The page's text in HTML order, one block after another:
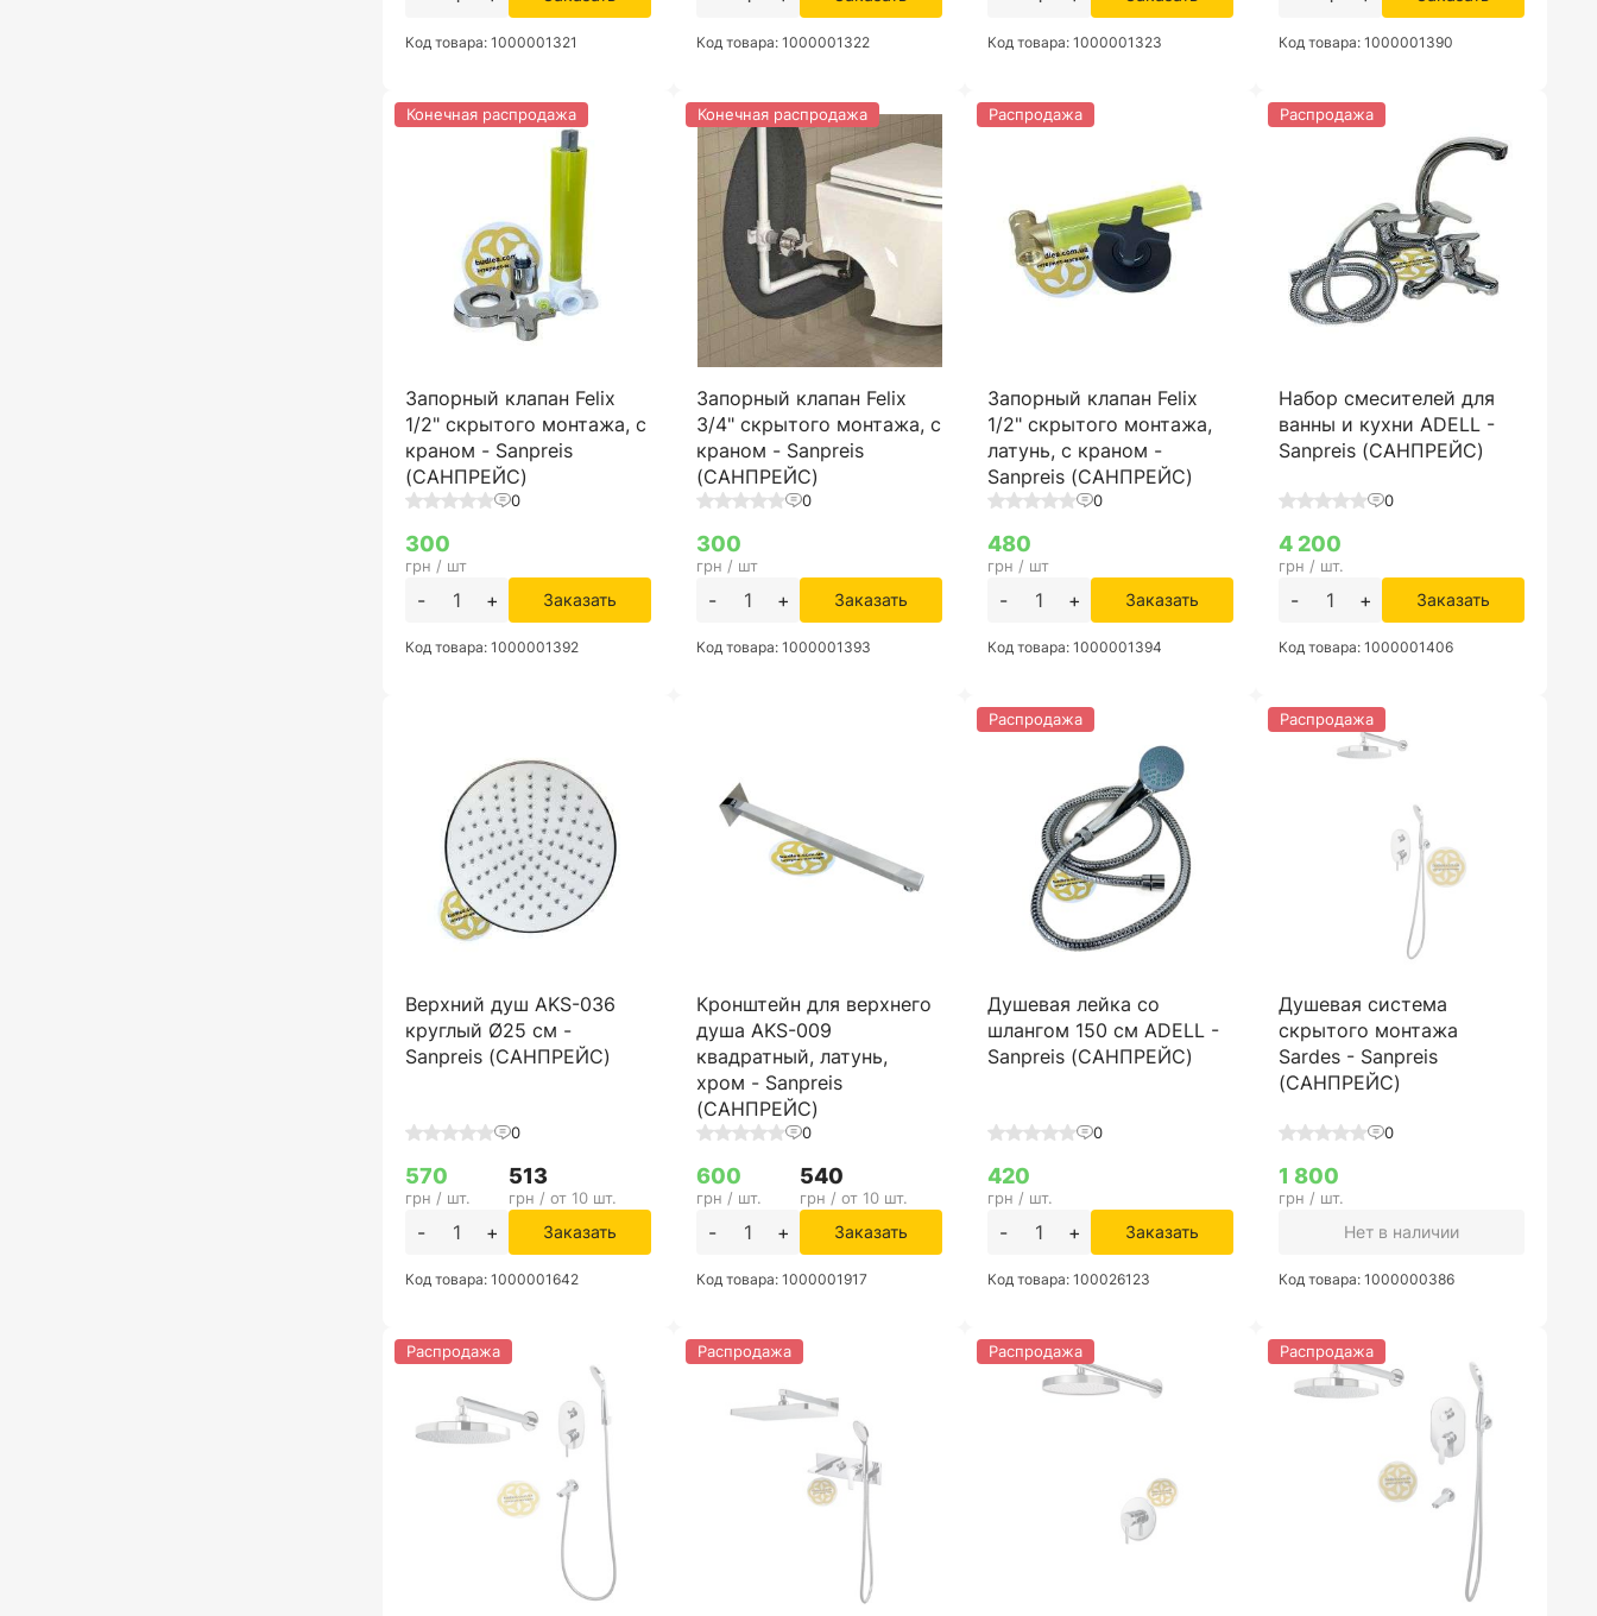
Код товара: 1000001321 Код товара: 1000001322 Код товара: 1000001323 Код товара: 1000001390
Запорный клапан Felix
1/2" скрытого монтажа, с
краном - Sanpreis
(САНПРЕЙС)
0
Конечная распродажа
300
грн / шт
- + Заказать
Код товара: 1000001392
Запорный клапан Felix
3/4" скрытого монтажа, с
краном - Sanpreis
(САНПРЕЙС)
0
Конечная распродажа
300
грн / шт
- + Заказать
Код товара: 1000001393
Запорный клапан Felix
1/2" скрытого монтажа,
латунь, с краном -
Sanpreis (САНПРЕЙС)
0
Распродажа
480
грн / шт
- + Заказать
Код товара: 1000001394
Набор смесителей для
ванны и кухни ADELL -
Sanpreis (САНПРЕЙС)
0
Распродажа
4 200
грн / шт.
- + Заказать
Код товара: 1000001406
Верхний душ AKS-036
круглый Ø25 см -
Sanpreis (САНПРЕЙС)
0
570
грн / шт.
513
грн / от 10 шт.
- + Заказать
Код товара: 1000001642
Кронштейн для верхнего
душа AKS-009
квадратный, латунь,
хром - Sanpreis
(САНПРЕЙС)
0
600
грн / шт.
540
грн / от 10 шт.
- + Заказать
Код товара: 1000001917
Душевая лейка со
шлангом 150 см ADELL -
Sanpreis (САНПРЕЙС)
0
Распродажа
420
грн / шт.
- + Заказать
Код товара: 100026123
Душевая система
скрытого монтажа
Sardes - Sanpreis
(САНПРЕЙС)
0
Распродажа
1 800
грн / шт.
Нет в наличии
Код товара: 1000000386
Распродажа Распродажа Распродажа Распродажа